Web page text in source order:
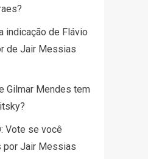
indicação de Flávio
de Jair Messias
Gilmar Mendes tem
Vote se você
por Jair Messias